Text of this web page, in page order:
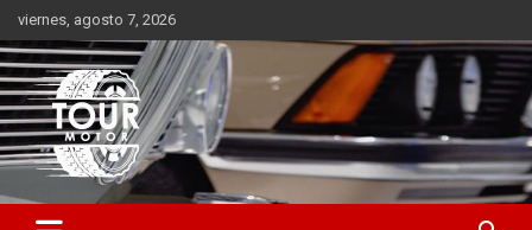
Saltar
al
contenido
viernes, agosto 7, 2026
Tour Motor
Plataforma de contenido audiovisual para el sector automotriz